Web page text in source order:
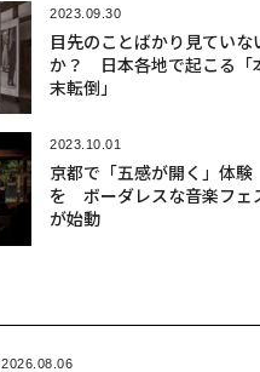
2023.09.30
目先のことばかり見ていな
か？ 日本各地で起こる「
末転倒」
2023.10.01
京都で「五感が開く」体験
を ボーダレスな音楽フェ
が始動
2026.08.06